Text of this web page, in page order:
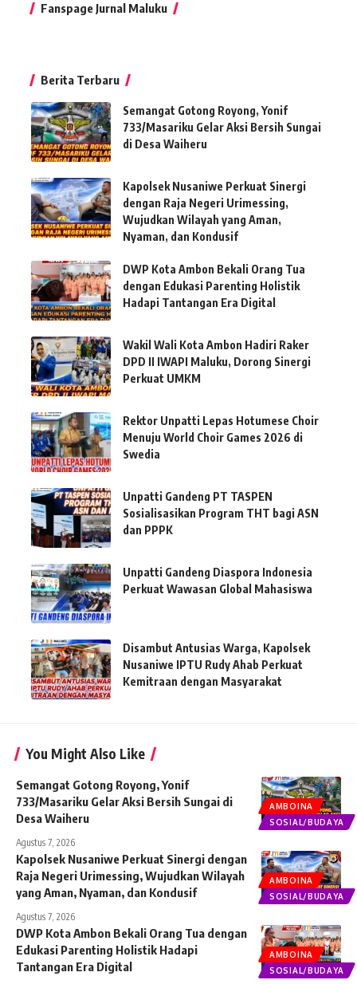
Fanspage Jurnal Maluku
Berita Terbaru
Semangat Gotong Royong, Yonif
733/Masariku Gelar Aksi Bersih Sungai
di Desa Waiheru
Kapolsek Nusaniwe Perkuat Sinergi
dengan Raja Negeri Urimessing,
Wujudkan Wilayah yang Aman,
Nyaman, dan Kondusif
DWP Kota Ambon Bekali Orang Tua
dengan Edukasi Parenting Holistik
Hadapi Tantangan Era Digital
Wakil Wali Kota Ambon Hadiri Raker
DPD II IWAPI Maluku, Dorong Sinergi
Perkuat UMKM
Rektor Unpatti Lepas Hotumese Choir
Menuju World Choir Games 2026 di
Swedia
Unpatti Gandeng PT TASPEN
Sosialisasikan Program THT bagi ASN
dan PPPK
Unpatti Gandeng Diaspora Indonesia
Perkuat Wawasan Global Mahasiswa
Disambut Antusias Warga, Kapolsek
Nusaniwe IPTU Rudy Ahab Perkuat
Kemitraan dengan Masyarakat
You Might Also Like
AMBOINA
SOSIAL/BUDAYA
Semangat Gotong Royong, Yonif
733/Masariku Gelar Aksi Bersih Sungai di
Desa Waiheru
Agustus 7, 2026
AMBOINA
SOSIAL/BUDAYA
Kapolsek Nusaniwe Perkuat Sinergi dengan
Raja Negeri Urimessing, Wujudkan Wilayah
yang Aman, Nyaman, dan Kondusif
Agustus 7, 2026
AMBOINA
SOSIAL/BUDAYA
DWP Kota Ambon Bekali Orang Tua dengan
Edukasi Parenting Holistik Hadapi
Tantangan Era Digital